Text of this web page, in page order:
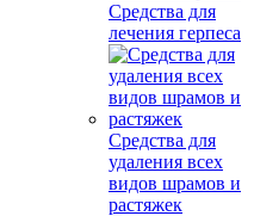
Средства для
лечения герпеса
Средства для
удаления всех
видов шрамов и
растяжек